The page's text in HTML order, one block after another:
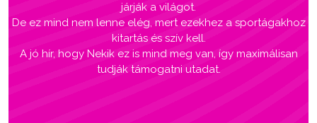
járják a világot.
De ez mind nem lenne elég, mert ezekhez a sportágakhoz
kitartás és szív kell.
A jó hír, hogy Nekik ez is mind meg van, így maximálisan
tudják támogatni utadat.